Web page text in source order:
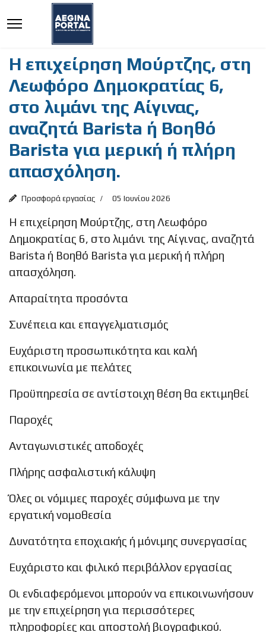
Η επιχείρηση Μούρτζης, στη
Λεωφόρο Δημοκρατίας 6,
στο λιμάνι της Αίγινας,
αναζητά Barista ή Βοηθό
Barista για μερική ή πλήρη
απασχόληση.
Προσφορά εργασίας 05 Ιουνίου 2026
Η επιχείρηση Μούρτζης, στη Λεωφόρο
Δημοκρατίας 6, στο λιμάνι της Αίγινας, αναζητά
Barista ή Βοηθό Barista για μερική ή πλήρη
απασχόληση.
Απαραίτητα προσόντα
Συνέπεια και επαγγελματισμός
Ευχάριστη προσωπικότητα και καλή
επικοινωνία με πελάτες
Προϋπηρεσία σε αντίστοιχη θέση θα εκτιμηθεί
Παροχές
Ανταγωνιστικές αποδοχές
Πλήρης ασφαλιστική κάλυψη
Όλες οι νόμιμες παροχές σύμφωνα με την
εργατική νομοθεσία
Δυνατότητα εποχιακής ή μόνιμης συνεργασίας
Ευχάριστο και φιλικό περιβάλλον εργασίας
Οι ενδιαφερόμενοι μπορούν να επικοινωνήσουν
με την επιχείρηση για περισσότερες
πληροφορίες και αποστολή βιογραφικού.